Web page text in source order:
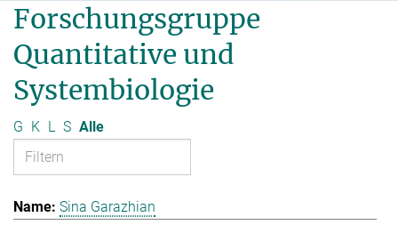
Forschungsgruppe
Quantitative und
Systembiologie
G K L S Alle
Sina Garazhian